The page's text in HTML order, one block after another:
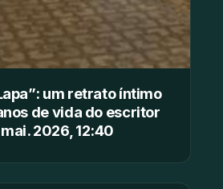
um retrato íntimo
de vida do escritor
2026, 12:40